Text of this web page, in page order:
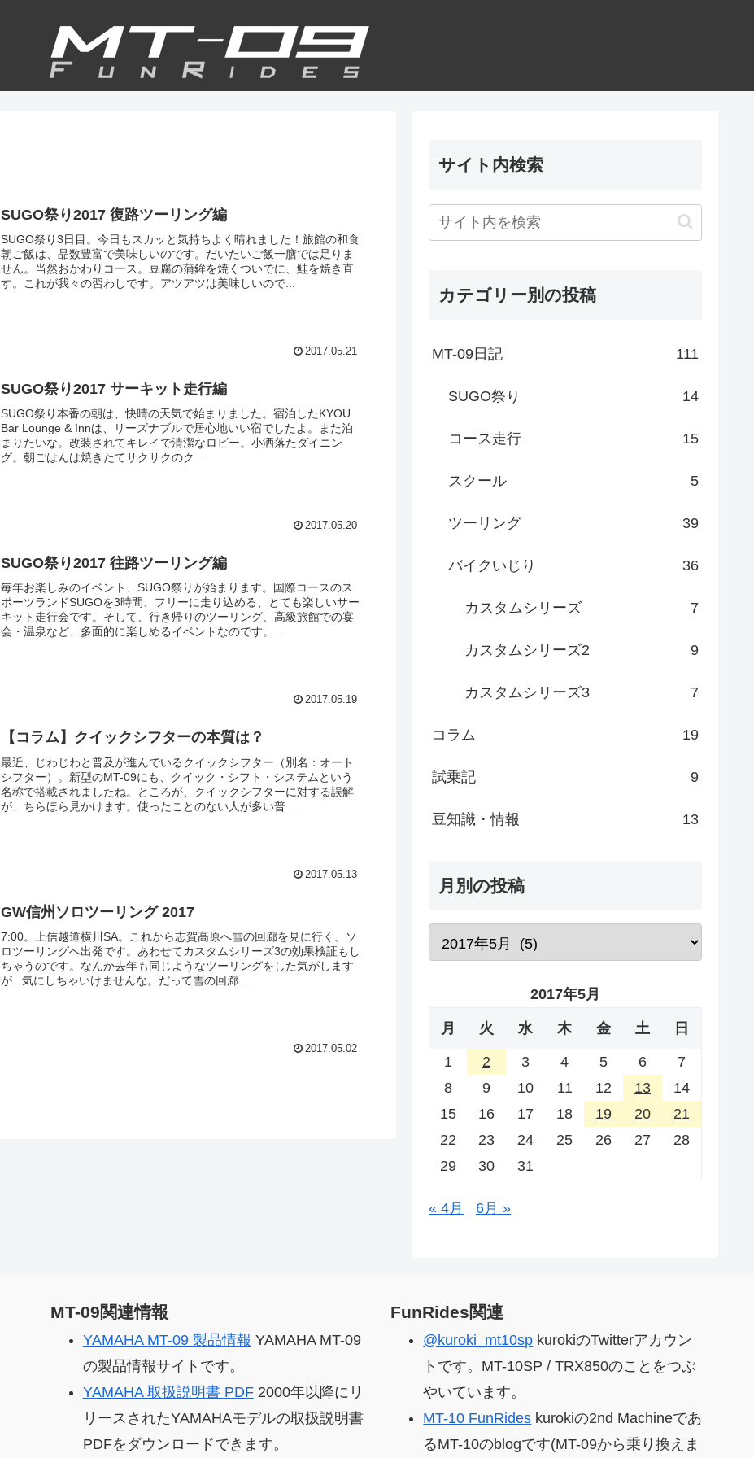
SUGO祭り2017 復路ツーリング編
SUGO祭り3日目。今日もスカッと気持ちよく晴れました！旅館の和食
朝ご飯は、品数豊富で美味しいのです。だいたいご飯一膳では足りま
せん。当然おかわりコース。豆腐の蒲鉾を焼くついでに、鮭を焼き直
す。これが我々の習わしです。アツアツは美味しいので...
2017.05.21
SUGO祭り2017 サーキット走行編
SUGO祭り本番の朝は、快晴の天気で始まりました。宿泊したKYOU
Bar Lounge & Innは、リーズナブルで居心地いい宿でしたよ。また泊
まりたいな。改装されてキレイで清潔なロビー。小洒落たダイニン
グ。朝ごはんは焼きたてサクサクのク...
2017.05.20
SUGO祭り2017 往路ツーリング編
毎年お楽しみのイベント、SUGO祭りが始まります。国際コースのス
ポーツランドSUGOを3時間、フリーに走り込める、とても楽しいサー
キット走行会です。そして、行き帰りのツーリング、高級旅館での宴
会・温泉など、多面的に楽しめるイベントなのです。...
2017.05.19
【コラム】クイックシフターの本質は？
最近、じわじわと普及が進んでいるクイックシフター（別名：オート
シフター）。新型のMT-09にも、クイック・シフト・システムという
名称で搭載されましたね。ところが、クイックシフターに対する誤解
が、ちらほら見かけます。使ったことのない人が多い普...
2017.05.13
GW信州ソロツーリング 2017
7:00。上信越道横川SA。これから志賀高原へ雪の回廊を見に行く、ソ
ロツーリングへ出発です。あわせてカスタムシリーズ3の効果検証もし
ちゃうのです。なんか去年も同じようなツーリングをした気がします
が...気にしちゃいけませんな。だって雪の回廊...
2017.05.02
サイト内検索
カテゴリー別の投稿
MT-09日記 111
SUGO祭り 14
コース走行 15
スクール 5
ツーリング 39
バイクいじり 36
カスタムシリーズ 7
カスタムシリーズ2 9
カスタムシリーズ3 7
コラム 19
試乗記 9
豆知識・情報 13
月別の投稿
2017年5月
月 火 水 木 金 土 日
1 2 3 4 5 6
7
8
9 10 11 12 13
14
15
16 17 18 19 20
21
22
23 24 25 26 27
28
29
30 31
« 4月 6月 »
MT-09関連情報
YAMAHA MT-09 製品情報 YAMAHA MT-09
の製品情報サイトです。
YAMAHA 取扱説明書 PDF2000年以降にリ
リースされたYAMAHAモデルの取扱説明書
PDFをダウンロードできます。
FunRides関連
@kuroki_mt10sp kurokiのTwitterアカウン
トです。MT-10SP / TRX850のことをつぶ
やいています。
MT-10 FunRides kurokiの2nd Machineであ
るMT-10のblogです(MT-09から乗り換えま